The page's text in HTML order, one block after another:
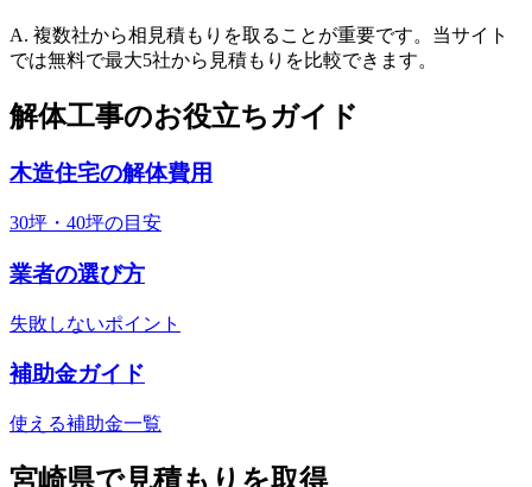
A. 複数社から相見積もりを取ることが重要です。当サイト
では無料で最大5社から見積もりを比較できます。
解体工事のお役立ちガイド
木造住宅の解体費用
30坪・40坪の目安
業者の選び方
失敗しないポイント
補助金ガイド
使える補助金一覧
宮崎県で見積もりを取得